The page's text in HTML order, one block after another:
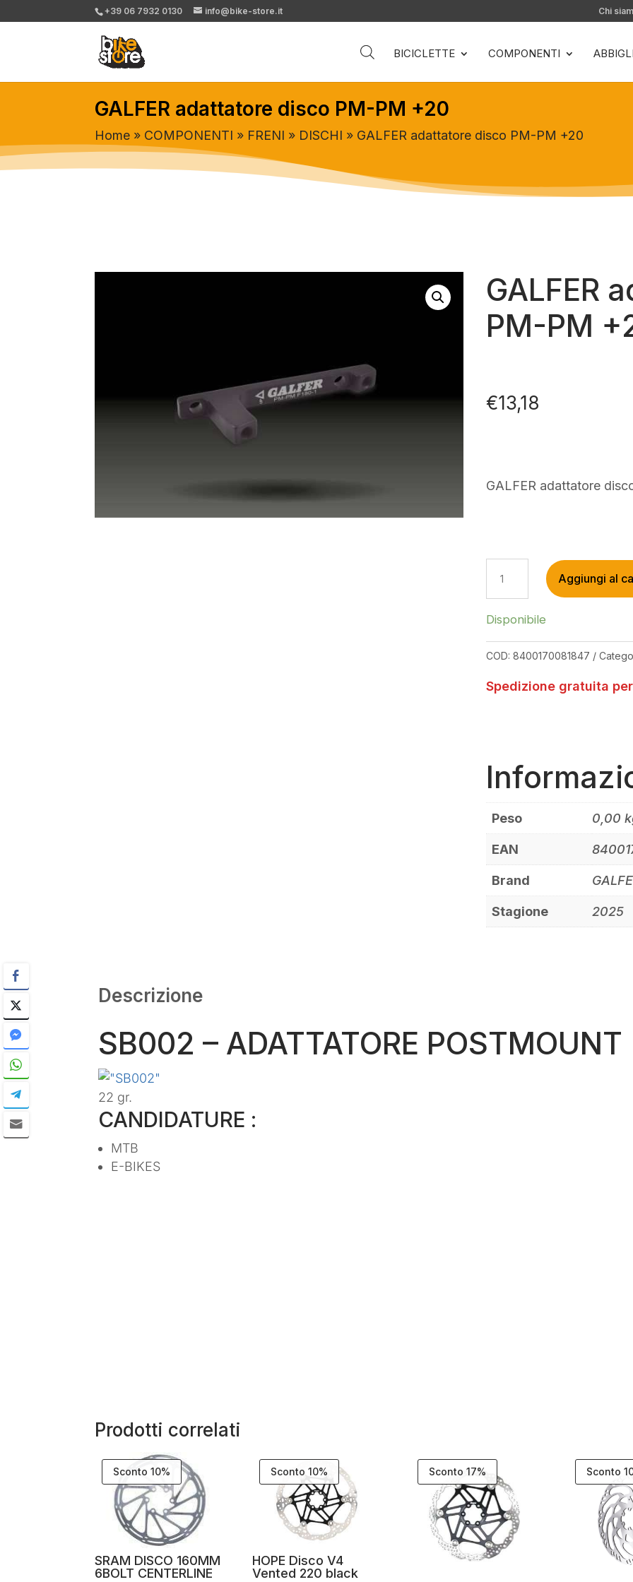
+39 06 7932 0130 info@bike-store.it Chi
BICICLETTE COMPONENTI
GALFER adattatore disco PM-PM +20
Home » COMPONENTI » FRENI » DISCHI » GALFER adattatore disco PM-PM +20
GALFER
PM-PM
€13,18
GALFER adattatore
ADATTATORE
DISCO
PM-
PM
+20
QUANTITÀ
Aggiungi al
Disponibile
COD:8400170081847
Spedizione gratuita
Peso 0,00
EAN
Brand
Stagione 2025
Descrizione
SB002 – ADATTATORE
22 gr.
CANDIDATURE :
MTB
E-BIKES
Prodotti correlati
Sconto 10%
SRAM DISCO 160MM
6BOLT CENTERLINE
Sconto 10%
HOPE Disco V4
Vented 220 black
Sconto 17% Sconto